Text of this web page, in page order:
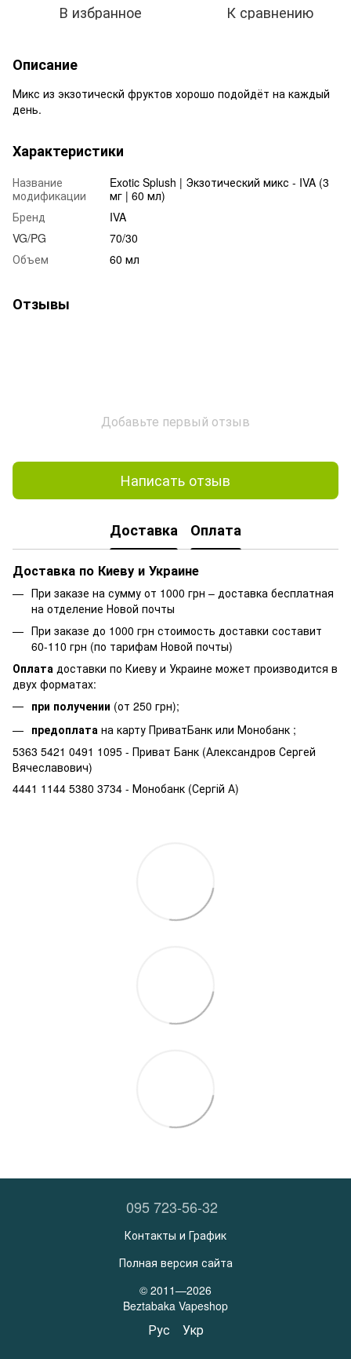
В избранное К сравнению
Описание
Микс из экзотическй фруктов хорошо подойдёт на каждый
день.
Характеристики
Название
модификации
Exotic Splush | Экзотический микс - IVA (3
мг | 60 мл)
Бренд
IVA
VG/PG
70/30
Объем
60 мл
Отзывы
Добавьте первый отзыв
Написать отзыв
Доставка Оплата
Доставка по Киеву и Украине
При заказе на сумму от 1000 грн – доставка бесплатная
на отделение Новой почты
При заказе до 1000 грн стоимость доставки составит
60-110 грн (по тарифам Новой почты)
Оплата доставки по Киеву и Украине может производится в
двух форматах:
при получении (от 250 грн);
предоплата на карту ПриватБанк или Монобанк ;
5363 5421 0491 1095 - Приват Банк (Александров Сергей
Вячеславович)
4441 1144 5380 3734 - Монобанк (Сергій А)
095 723-56-32
Контакты и График
Полная версия сайта
© 2011—2026
Beztabaka Vapeshop
Рус Укр